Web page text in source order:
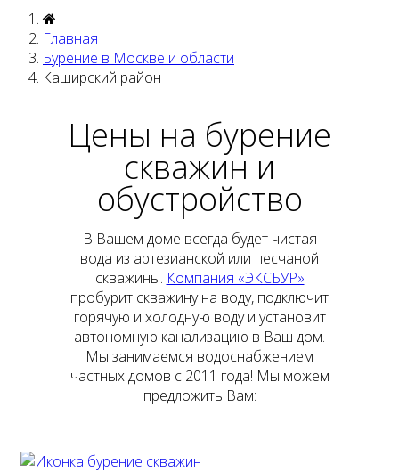
Главная
Бурение в Москве и области
Каширский район
Цены на бурение
скважин и
обустройство
В Вашем доме всегда будет чистая
вода из артезианской или песчаной
скважины. Компания «ЭКСБУР»
пробурит скважину на воду, подключит
горячую и холодную воду и установит
автономную канализацию в Ваш дом.
Мы занимаемся водоснабжением
частных домов с 2011 года! Мы можем
предложить Вам: